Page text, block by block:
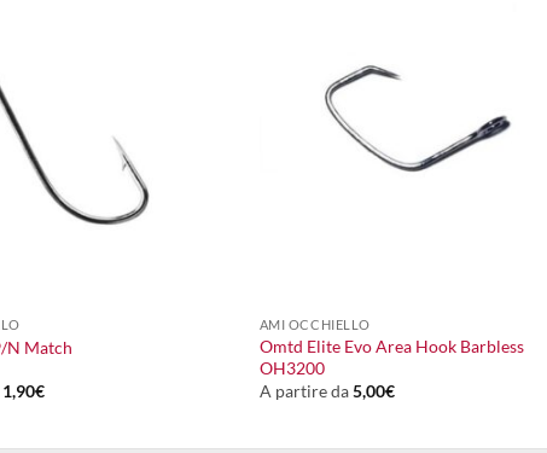
N Match
1,90€
AMI OCCHIELLO
Omtd Elite Evo Area Hook Barbless
OH3200
A partire da5,00€